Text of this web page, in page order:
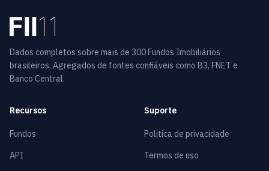
Dados completos sobre mais de 300 Fundos Imobiliários
brasileiros. Agregados de fontes confiáveis como B3, FNET e
Banco Central.
Recursos
Fundos
API
Suporte
Politica de privacidade
Termos de uso